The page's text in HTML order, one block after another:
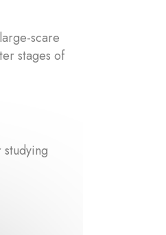
scare
stages of